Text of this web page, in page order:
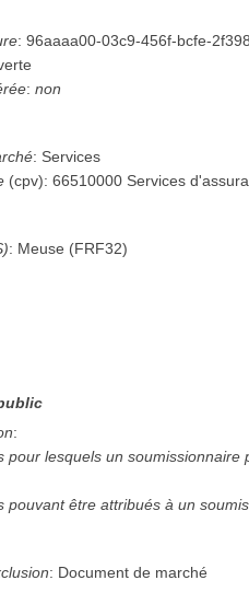
:96aaaa00-03c9-456f-bcfe-
:non
: Services
(cpv):66510000 Services
: Meuse (FRF32)
:
pour lesquels un soumissionnaire
pouvant être attribués à un
: Document de marché